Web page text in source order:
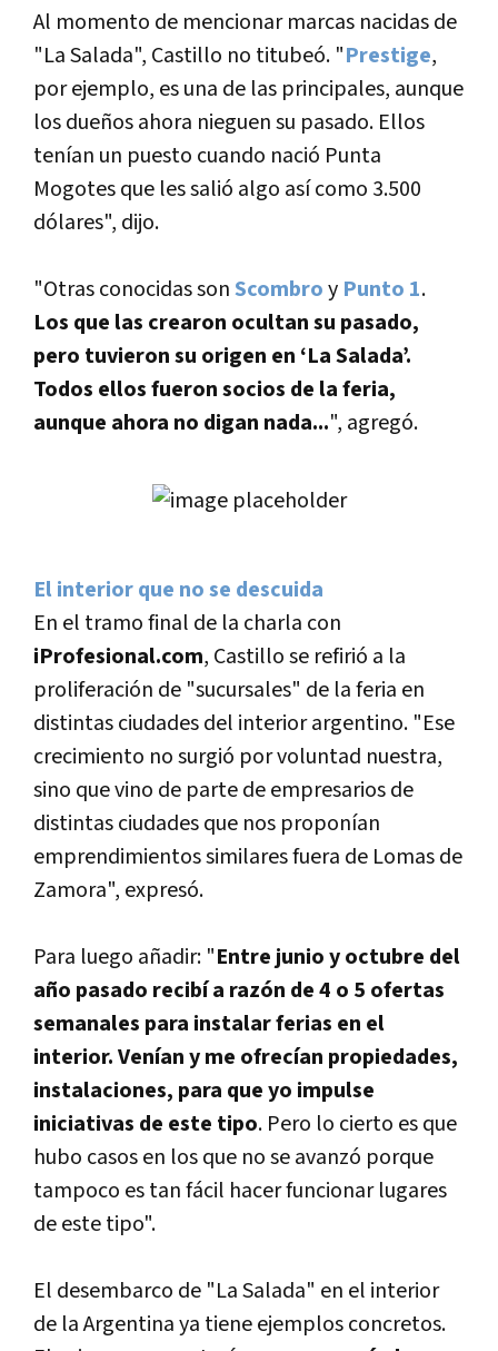
Al momento de mencionar marcas nacidas de
"La Salada", Castillo no titubeó. "Prestige,
por ejemplo, es una de las principales, aunque
los dueños ahora nieguen su pasado. Ellos
tení­an un puesto cuando nació Punta
Mogotes que les salió algo así­ como 3.500
dólares", dijo.
"Otras conocidas sonScombroy Punto 1.
Los que las crearon ocultan su pasado,
pero tuvieron su origen en ‘La Salada’.
Todos ellos fueron socios de la feria,
aunque ahora no digan nada...", agregó.
El interior que no se descuida
En el tramo final de la charla con
iProfesional.com, Castillo se refirió a la
proliferación de "sucursales" de la feria en
distintas ciudades del interior argentino. "Ese
crecimiento no surgió por voluntad nuestra,
sino que vino de parte de empresarios de
distintas ciudades que nos proponí­an
emprendimientos similares fuera de Lomas de
Zamora", expresó.
Para luego añadir: "Entre junio y octubre del
año pasado recibí­ a razón de 4 o 5 ofertas
semanales para instalar ferias en el
interior. Vení­an y me ofrecí­an propiedades,
instalaciones, para que yo impulse
iniciativas de este tipo. Pero lo cierto es que
hubo casos en los que no se avanzó porque
tampoco es tan fácil hacer funcionar lugares
de este tipo".
El desembarco de "La Salada" en el interior
de la Argentina ya tiene ejemplos concretos.